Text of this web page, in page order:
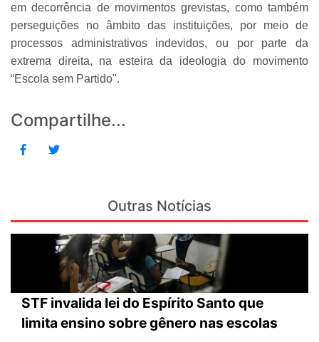
em decorrência de movimentos grevistas, como também
perseguições no âmbito das instituições, por meio de
processos administrativos indevidos, ou por parte da
extrema direita, na esteira da ideologia do movimento
“Escola sem Partido".
Compartilhe...
Outras Notícias
STF invalida lei do Espírito Santo que
limita ensino sobre gênero nas escolas